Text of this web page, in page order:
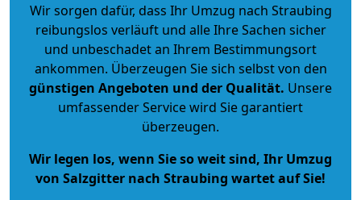
Wir sorgen dafür, dass Ihr Umzug nach Straubing
reibungslos verläuft und alle Ihre Sachen sicher
und unbeschadet an Ihrem Bestimmungsort
ankommen. Überzeugen Sie sich selbst von den
günstigen Angeboten und der Qualität. Unsere
umfassender Service wird Sie garantiert
überzeugen.
Wir legen los, wenn Sie so weit sind, Ihr Umzug
von Salzgitter nach Straubing wartet auf Sie!